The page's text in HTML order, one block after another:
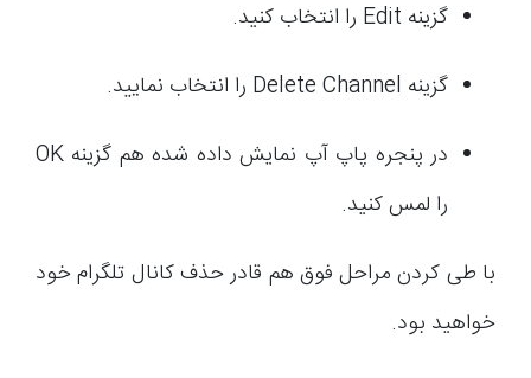
گزینه Edit را انتخاب کنید.
گزینه Delete Channel را انتخاب نمایید.
در پنجره پاپ آپ نمایش داده شده هم گزینه OK
را لمس کنید.
با طی کردن مراحل فوق هم قادر حذف کانال تلگرام خود
خواهید بود.